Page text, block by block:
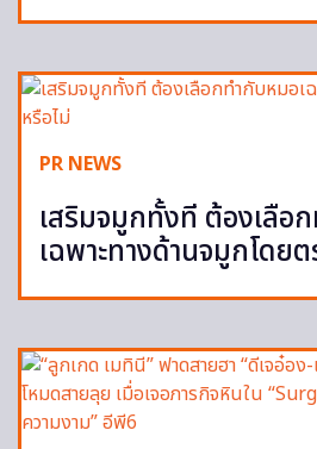
PR NEWS
เสริมจมูกทั้งที ต้องเลือ
เฉพาะทางด้านจมูกโดย